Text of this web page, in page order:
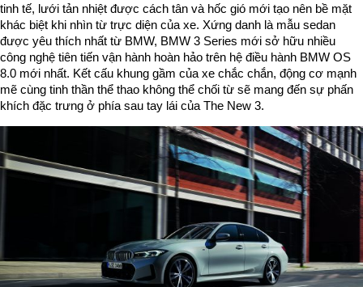
tinh tế, lưới tản nhiệt được cách tân và hốc gió mới tạo nên bề mặt
khác biệt khi nhìn từ trực diện của xe. Xứng danh là mẫu sedan
được yêu thích nhất từ BMW, BMW 3 Series mới sở hữu nhiều
công nghệ tiên tiến vận hành hoàn hảo trên hệ điều hành BMW OS
8.0 mới nhất. Kết cấu khung gầm của xe chắc chắn, động cơ mạnh
mẽ cùng tinh thần thể thao không thể chối từ sẽ mang đến sự phấn
khích đặc trưng ở phía sau tay lái của The New 3.